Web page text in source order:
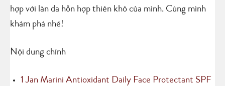
hợp với làn da hỗn hợp thiên khô của mình. Cùng mình
khám phá nhé!
Nội dung chính
1 Jan Marini Antioxidant Daily Face Protectant SPF